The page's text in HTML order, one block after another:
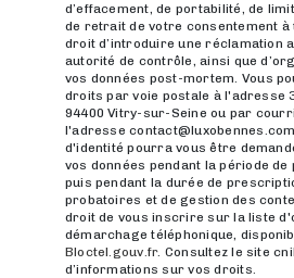
d’effacement, de portabilité, de
de retrait de votre consentement à
droit d’introduire une réclamation
autorité de contrôle, ainsi que
vos données post-mortem. Vous
droits par voie postale à l'adresse
94400 Vitry-sur-Seine ou par
l'adresse
d'identité pourra vous être
vos données pendant la période
puis pendant la durée de
probatoires et de gestion des
droit de vous inscrire sur la liste
démarchage téléphonique,
Bloctel.gouv.fr. Consultez le site
d’informations sur vos droits.